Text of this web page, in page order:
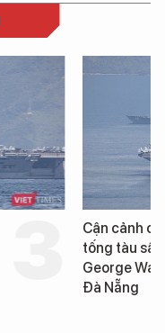
Cận cảnh chiến hạm
tống tàu sân bay USS
George Washington